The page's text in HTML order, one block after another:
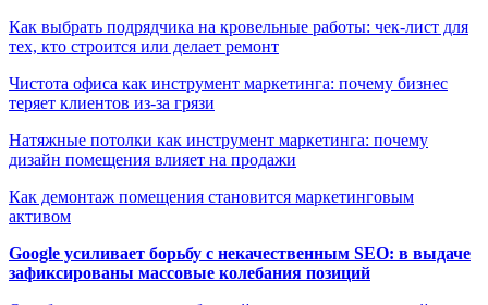
Как выбрать подрядчика на кровельные работы: чек-лист для
тех, кто строится или делает ремонт
Чистота офиса как инструмент маркетинга: почему бизнес
теряет клиентов из-за грязи
Натяжные потолки как инструмент маркетинга: почему
дизайн помещения влияет на продажи
Как демонтаж помещения становится маркетинговым
активом
Google усиливает борьбу с некачественным SEO: в выдаче
зафиксированы массовые колебания позиций